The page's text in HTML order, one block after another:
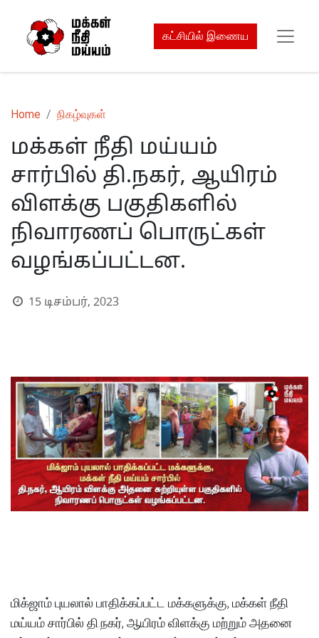
கட்சியில் இணைய
Home நிகழ்வுகள்
மக்கள் நீதி மய்யம்
சார்பில் தி.நகர், ஆயிரம்
விளக்கு பகுதிகளில்
நிவாரணப் பொருட்கள்
வழங்கப்பட்டன.
15 டிசம்பர், 2023
மிக்ஜாம் புயலால் பாதிக்கப்பட்ட மக்களுக்கு, மக்கள் நீதி
மய்யம் சார்பில் தி.நகர், ஆயிரம் விளக்கு மற்றும் அதனை